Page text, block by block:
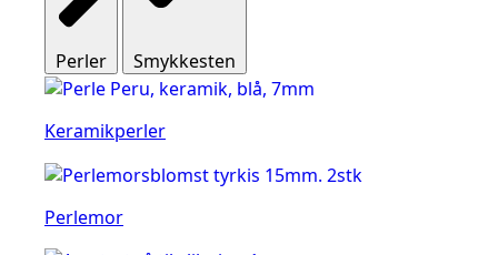
Perler Smykkesten
Keramikperler
Perlemor